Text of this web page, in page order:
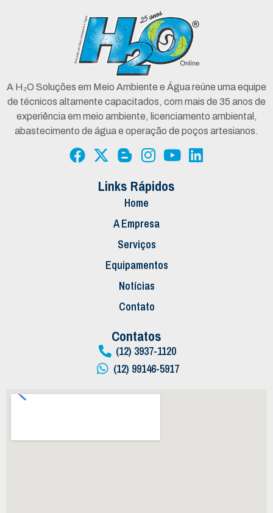
A H₂O Soluções em Meio Ambiente e Água reúne uma equipe
de técnicos altamente capacitados, com mais de 35 anos de
experiência em meio ambiente, licenciamento ambiental,
abastecimento de água e operação de poços artesianos.
Links Rápidos
Home
A Empresa
Serviços
Equipamentos
Notícias
Contato
Contatos
(12) 3937-1120
(12) 99146-5917